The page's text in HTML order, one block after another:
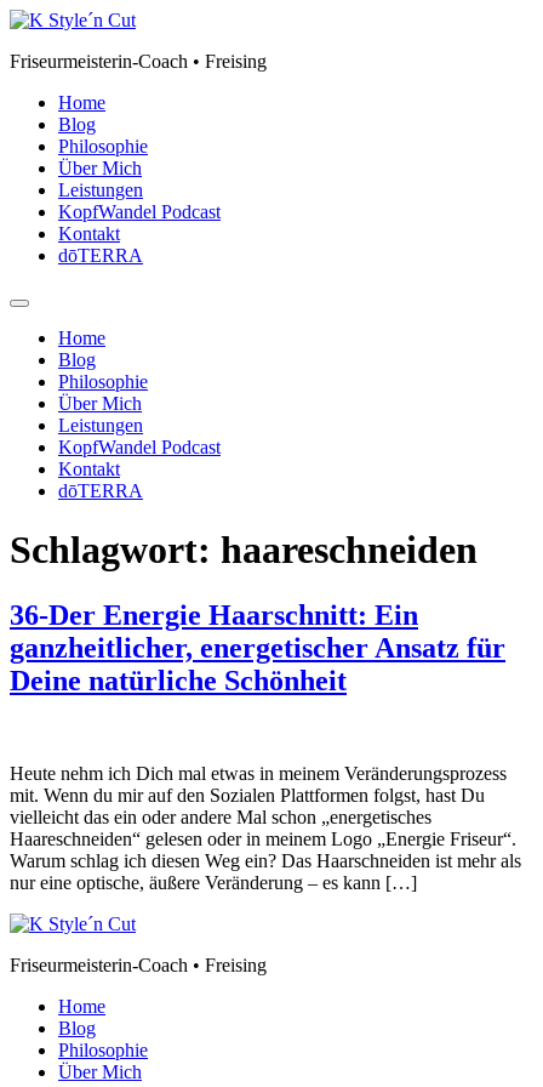
Zum
springen
Friseurmeisterin-Coach • Freising
Home
Blog
Philosophie
Über Mich
Leistungen
KopfWandel Podcast
Kontakt
dōTERRA
Home
Blog
Philosophie
Über Mich
Leistungen
KopfWandel Podcast
Kontakt
dōTERRA
Schlagwort: haareschneiden
36-Der Energie Haarschnitt: Ein
ganzheitlicher, energetischer Ansatz für
Deine natürliche Schönheit
Heute nehm ich Dich mal etwas in meinem Veränderungsprozess
mit. Wenn du mir auf den Sozialen Plattformen folgst, hast Du
vielleicht das ein oder andere Mal schon „energetisches
Haareschneiden“ gelesen oder in meinem Logo „Energie Friseur“.
Warum schlag ich diesen Weg ein? Das Haarschneiden ist mehr als
nur eine optische, äußere Veränderung – es kann […]
Friseurmeisterin-Coach • Freising
Home
Blog
Philosophie
Über Mich